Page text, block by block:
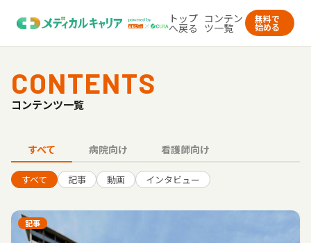
トップ
へ戻る
コンテン
ツ一覧
無料で
始める
CONTENTS
コンテンツ一覧
すべて 病院向け 看護師向け
すべて 記事 動画 インタビュー
記事